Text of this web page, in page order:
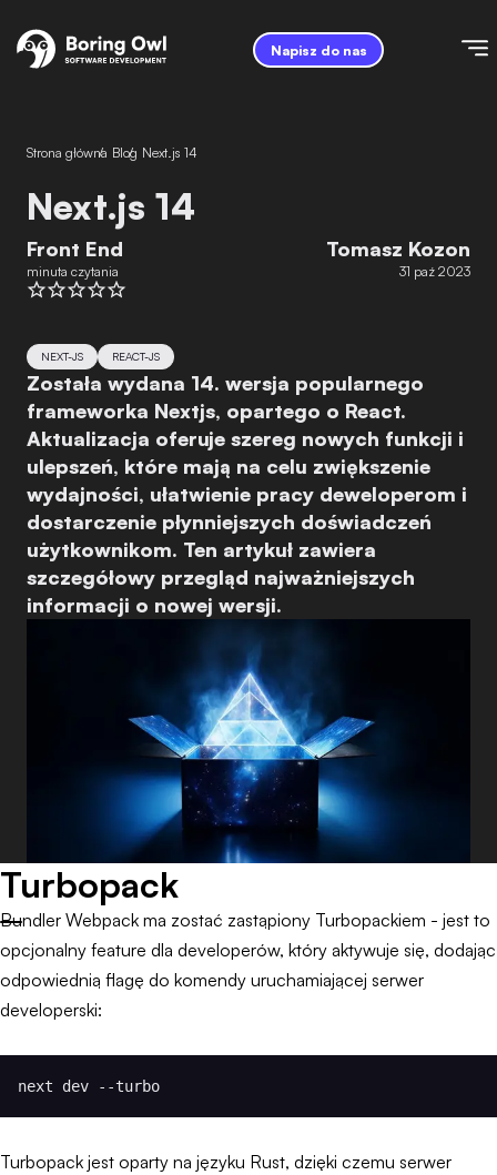
Napisz do nas
Strona główna
/ Blog
/ Next.js 14
Next.js 14
Front End
minuta czytania
Tomasz Kozon
31 paź 2023
NEXT-JS REACT-JS
Została wydana 14. wersja popularnego
frameworka Nextjs, opartego o React.
Aktualizacja oferuje szereg nowych funkcji i
ulepszeń, które mają na celu zwiększenie
wydajności, ułatwienie pracy deweloperom i
dostarczenie płynniejszych doświadczeń
użytkownikom. Ten artykuł zawiera
szczegółowy przegląd najważniejszych
informacji o nowej wersji.
Turbopack
Bundler Webpack ma zostać zastąpiony Turbopackiem - jest to
opcjonalny feature dla developerów, który aktywuje się, dodając
odpowiednią flagę do komendy uruchamiającej serwer
developerski:
next dev --turbo
Turbopack jest oparty na języku Rust, dzięki czemu serwer